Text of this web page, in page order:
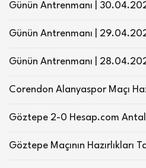
Günün Antrenmanı |
Günün Antrenmanı |
Günün Antrenmanı |
Corendon Alanyaspor Maçı
Göztepe 2-0 Hesap.com
Göztepe Maçının Hazırlıkları